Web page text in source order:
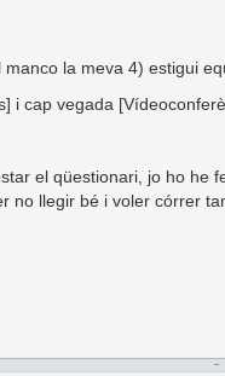
la meva 4) estigui
i cap vegada
el qüestionari, jo ho he
no llegir bé i voler córrer